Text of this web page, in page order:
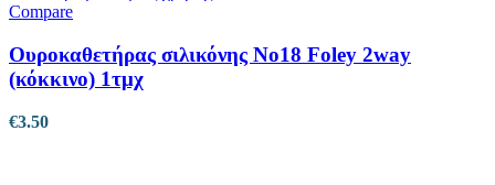
Compare
Ουροκαθετήρας σιλικόνης No18 Foley 2way
(κόκκινο) 1τμχ
€3.50